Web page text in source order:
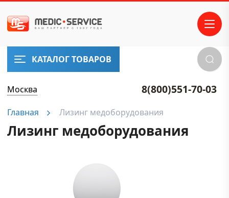
КАТАЛОГ ТОВАРОВ
Москва 8(800)551-70-03
Главная Лизинг медоборудования
Лизинг медоборудования